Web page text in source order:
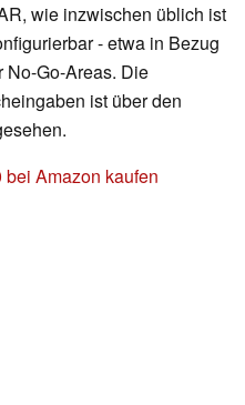
wie inzwischen üblich ist
- etwa in Bezug
Go-Areas. Die
ist über den
Amazon kaufen